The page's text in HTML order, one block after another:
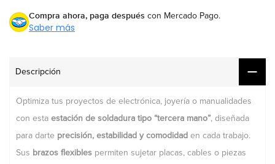
Compra ahora, paga después con Mercado Pago.
Saber más
Descripción
Optimiza tus proyectos de electrónica, joyería o manualidades
con esta estación de soldadura tipo “tercera mano”, diseñada
para darte precisión, estabilidad y comodidad en cada trabajo.
Sus brazos flexibles permiten sujetar placas, cables o piezas